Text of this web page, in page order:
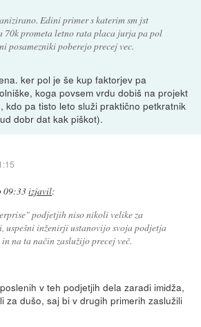
Edini primer s katerim sm jst
70k prometa letno rata placa jurja pa pol
posamezniki poberejo precej vec.
ker pol je še kup faktorjev pa
koga povsem vrdu dobiš na projekt
kdo pa tisto leto služi praktično petkratnik
dobr dat kak piškot).
09:33izjavil:
podjetjih niso nikoli velike za
uspešni inženirji ustanovijo svoja podjetja
na ta način zaslužijo precej več.
v teh podjetjih dela zaradi imidža,
za dušo, saj bi v drugih primerih zaslužili